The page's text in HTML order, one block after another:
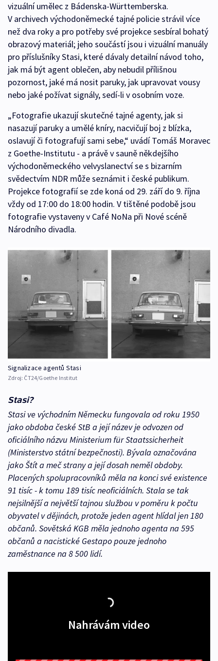
vizuální umělec z Bádenska-Württemberska.
V archivech východoněmecké tajné policie strávil více
než dva roky a pro potřeby své projekce sesbíral bohatý
obrazový materiál; jeho součástí jsou i vizuální manuály
pro příslušníky Stasi, které dávaly detailní návod toho,
jak má být agent oblečen, aby nebudil přílišnou
pozornost, jaké má nosit paruky, jak upravovat vousy
nebo jaké požívat signály, sedí-li v osobním voze.
„Fotografie ukazují skutečné tajné agenty, jak si
nasazují paruky a umělé kníry, nacvičují boj z blízka,
oslavují či fotografují sami sebe,“ uvádí Tomáš Moravec
z Goethe-Institutu - a právě v sauně někdejšího
východoněmeckého velvyslanectví se s bizarním
svědectvím NDR může seznámit i české publikum.
Projekce fotografií se zde koná od 29. září do 9. října
vždy od 17:00 do 18:00 hodin. V tištěné podobě jsou
fotografie vystaveny v Café NoNa při Nové scéně
Národního divadla.
Signalizace agentů Stasi
Zdroj: ČT24/Goethe Institut
Stasi?
Stasi ve východním Německu fungovala od roku 1950
jako obdoba české StB a její název je odvozen od
oficiálního názvu Ministerium für Staatssicherheit
(Ministerstvo státní bezpečnosti). Bývala označována
jako Štít a meč strany a její dosah neměl obdoby.
Placených spolupracovníků měla na konci své existence
91 tisíc - k tomu 189 tisíc neoficiálních. Stala se tak
nejsilnější a největší tajnou službou v poměru k počtu
obyvatel v dějinách, protože jeden agent hlídal jen 180
občanů. Sovětská KGB měla jednoho agenta na 595
občanů a nacistické Gestapo pouze jednoho
zaměstnance na 8 500 lidí.
Nahrávám video